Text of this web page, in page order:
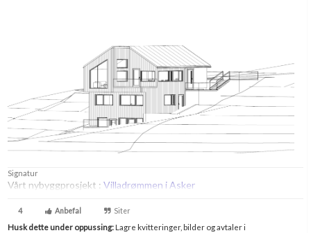
Signatur
Vårt nybyggprosjekt : Villadrømmen i Asker
4 Anbefal Siter
Husk dette under oppussing:Lagre kvitteringer, bilder og avtaler i